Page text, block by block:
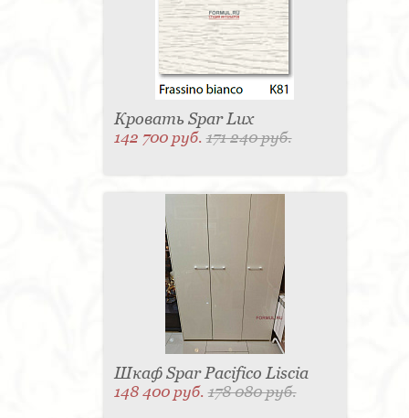
Панель настенная для TV - 4
Кассетница - 3 Держатель для
туалетной бумаги - 3Поднос - 3
Пантограф - 3Мыльница - 3Раковина - 3
Кухня - 2Стиральная машина - 2
Туалетный столик - 2Тумба - 2
Карниз для штор - 2
Газетница - 2
Крючок - 2Полотенцесушитель - 2
Розетка - 2Игрушка - 1Игрушка - 1
ресепшен - 1
Морозильная камера - 1
Выдвижная система - 1
Игрушка - 1 Игрушка - 1
Держатель для одежды - 1
Бутылочница - 1
Ширма - 1
Микроволновая печь - 1 Кондиционер - 1
Душевая кабина - 1
Буфет - 1
Игрушка - 1
Игрушка - 1
Игрушка - 1
Игрушка - 1
Подогреватель посуды - 1
Игрушка - 1
Кровать Spar Lux
142 700 руб.171 240 руб.
Шкаф Spar Pacifico Liscia
148 400 руб.178 080 руб.